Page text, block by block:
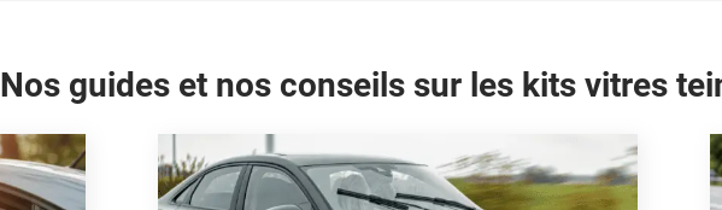
Nos guides et nos conseils sur les kits vitres